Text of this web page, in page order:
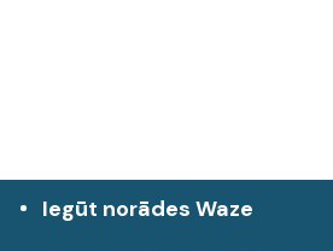
Iegūt norādes Waze